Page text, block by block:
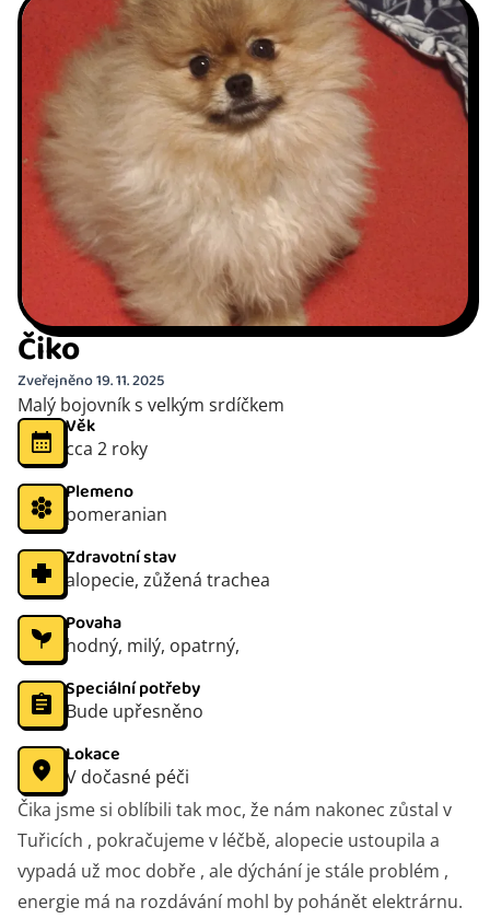
Čiko
Zveřejněno 19. 11. 2025
Malý bojovník s velkým srdíčkem
Věk
cca 2 roky
Plemeno
pomeranian
Zdravotní stav
alopecie, zůžená trachea
Povaha
hodný, milý, opatrný,
Speciální potřeby
Bude upřesněno
Lokace
V dočasné péči
Čika jsme si oblíbili tak moc, že nám nakonec zůstal v
Tuřicích , pokračujeme v léčbě, alopecie ustoupila a
vypadá už moc dobře , ale dýchání je stále problém ,
energie má na rozdávání mohl by pohánět elektrárnu.